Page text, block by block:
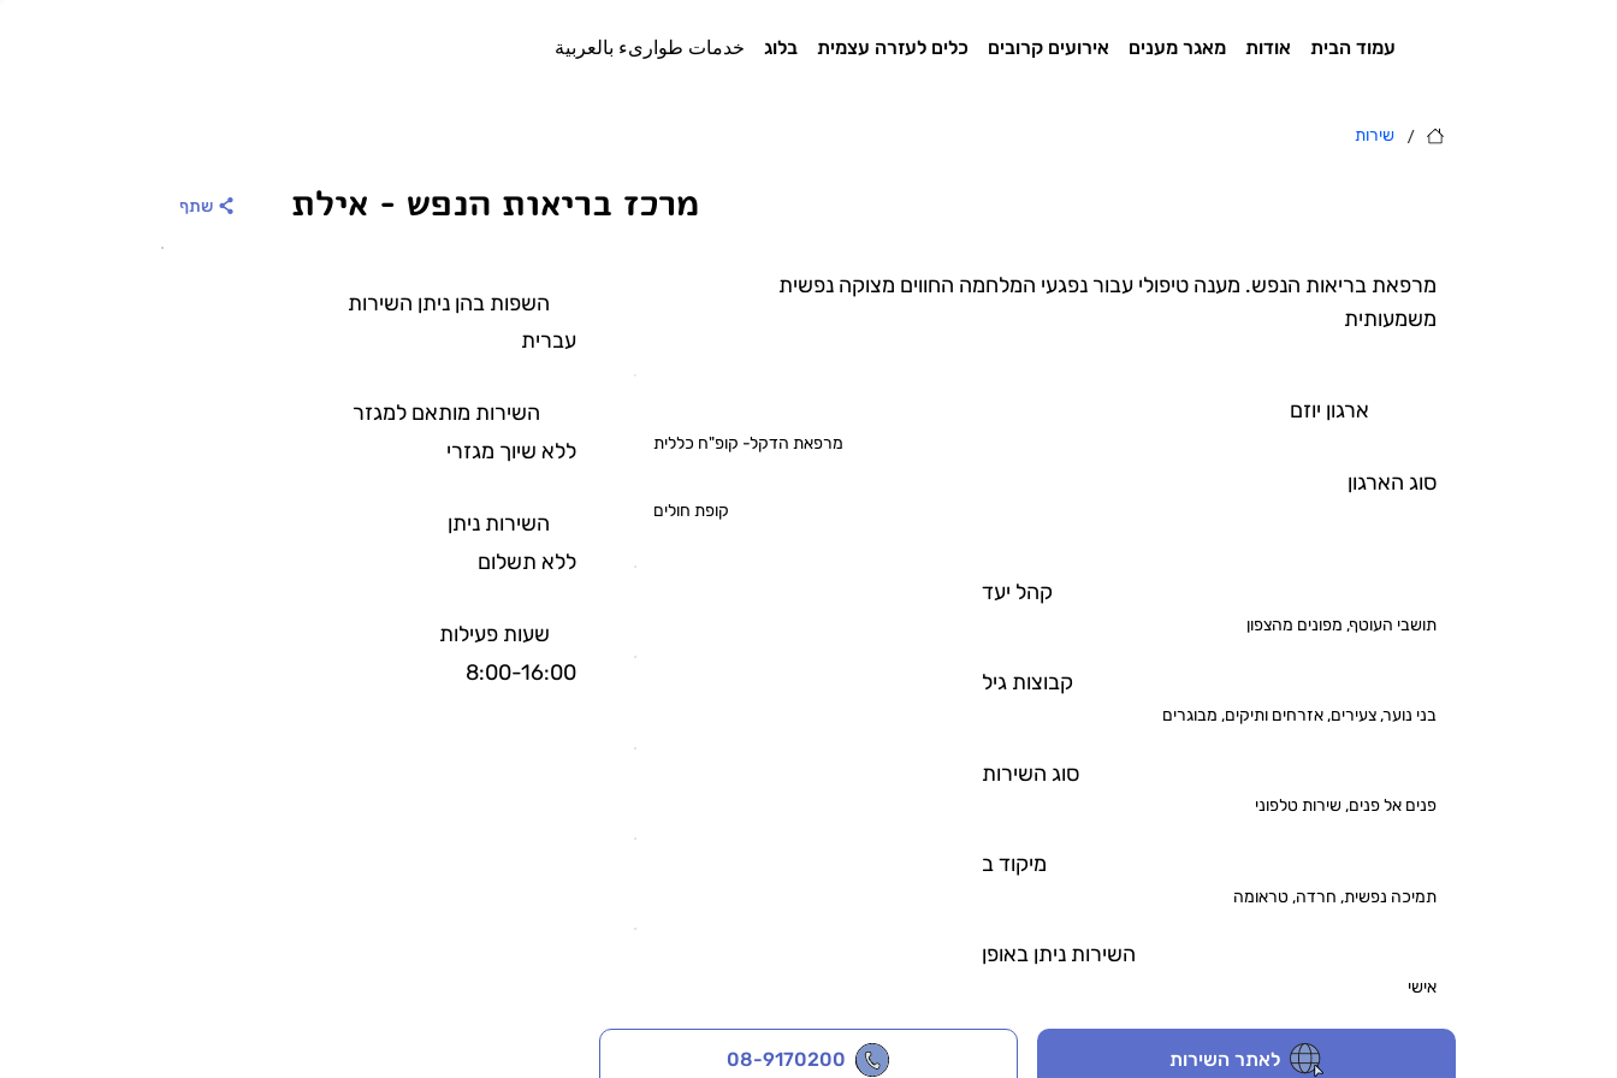
עמוד הבית אודות מאגר מענים אירועים קרובים כלים לעזרה עצמית בלוג خدمات طوارىء بالعربية
/ שירות
מרכז בריאות הנפש - אילת שתף
מרפאת בריאות הנפש. מענה טיפולי עבור נפגעי המלחמה החווים מצוקה נפשית
משמעותית
ארגון יוזם
מרפאת הדקל- קופ"ח כללית
סוג הארגון
קופת חולים
קהל יעד
תושבי העוטף, מפונים מהצפון
קבוצות גיל
בני נוער, צעירים, אזרחים ותיקים, מבוגרים
סוג השירות
פנים אל פנים, שירות טלפוני
מיקוד ב
תמיכה נפשית, חרדה, טראומה
השירות ניתן באופן
אישי
השפות בהן ניתן השירות
עברית
השירות מותאם למגזר
ללא שיוך מגזרי
השירות ניתן
ללא תשלום
שעות פעילות
8:00-16:00
לאתר השירות 08-9170200